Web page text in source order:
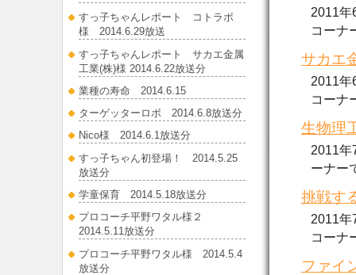
2011年
コーナ
サカエ
2011年
コーナ
生物理
2011年
ーナー
挑戦す
2011年
コーナ
ファイ
すっ子ちゃんレポート コトラボ
様 2014.6.29放送
すっ子ちゃんレポート サカエ金属
工業(株)様 2014.6.22放送分
業種の寿命 2014.6.15
ターゲッターロボ 2014.6.8放送分
Nico様 2014.6.1放送分
すっ子ちゃん初登場！ 2014.5.25
放送分
学童保育 2014.5.18放送分
プロコーチ平野ワタル様２
2014.5.11放送分
プロコーチ平野ワタル様 2014.5.4
放送分